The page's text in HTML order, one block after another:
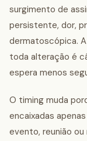
surgimento de
persistente, dor,
dermatoscópica.
toda alteração é
espera menos
O timing muda
encaixadas
evento, reunião